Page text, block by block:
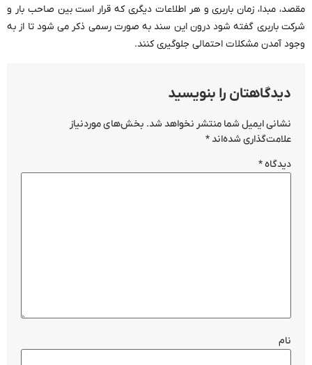
مقصد، مبدا، زمان باربری و هر اطلاعات دیگری که قرار است بین صاحب بار و
شرکت باربری گفته شود درون این سند به صورت رسمی ذکر می شود تا از به
وجود آمدن مشکلات احتمالی جلوگیری کنند.
دیدگاهتان را بنویسید
نشانی ایمیل شما منتشر نخواهد شد. بخش‌های موردنیاز
علامت‌گذاری شده‌اند *
دیدگاه*
نام